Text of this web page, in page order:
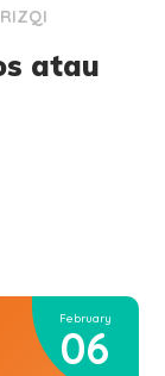
atau
February
06